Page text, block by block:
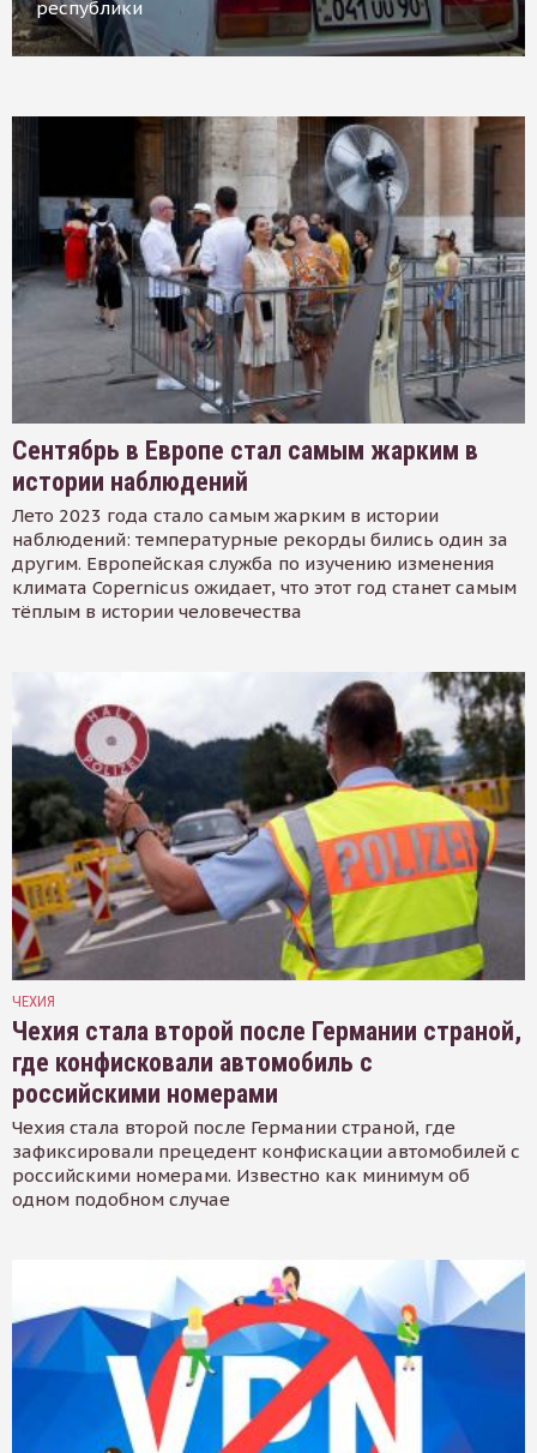
республики
Сентябрь в Европе стал самым жарким в
истории наблюдений
Лето 2023 года стало самым жарким в истории
наблюдений: температурные рекорды бились один за
другим. Европейская служба по изучению изменения
климата Copernicus ожидает, что этот год станет самым
тёплым в истории человечества
ЧЕХИЯ
Чехия стала второй после Германии страной,
где конфисковали автомобиль с
российскими номерами
Чехия стала второй после Германии страной, где
зафиксировали прецедент конфискации автомобилей с
российскими номерами. Известно как минимум об
одном подобном случае